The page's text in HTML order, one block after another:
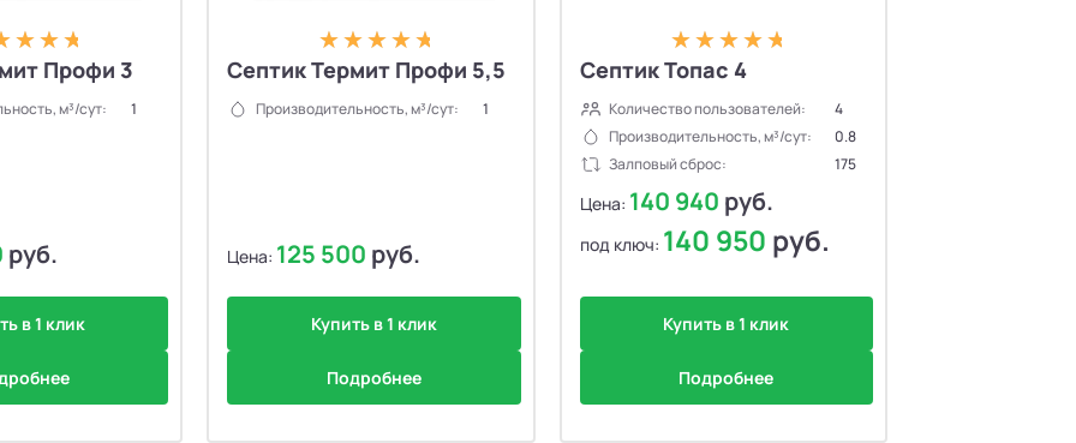
Профи 3
м³/сут: 1
руб.
в 1 клик
Септик Термит Профи 5,5
Производительность, м³/сут: 1
Цена: 125 500 руб.
Купить в 1 клик
Подробнее
Септик Топас 4
Количество пользователей:
4
Производительность, м³/сут:
0.8
Залповый сброс:
175
Цена: 140 940 руб.
под ключ: 140 950 руб.
Купить в 1 клик
Подробнее